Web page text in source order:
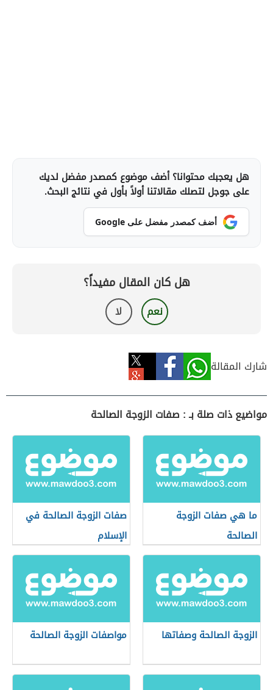
هل يعجبك محتوانا؟ أضف موضوع كمصدر مفضل لديك
على جوجل لتصلك مقالاتنا أولاً بأول في نتائج البحث.
أضف كمصدر مفضل على Google
هل كان المقال مفيداً؟
نعم لا
شارك المقالة
مواضيع ذات صلة بـ : صفات الزوجة الصالحة
ما هي صفات الزوجة
الصالحة
صفات الزوجة الصالحة في
الإسلام
الزوجة الصالحة وصفاتها مواصفات الزوجة الصالحة